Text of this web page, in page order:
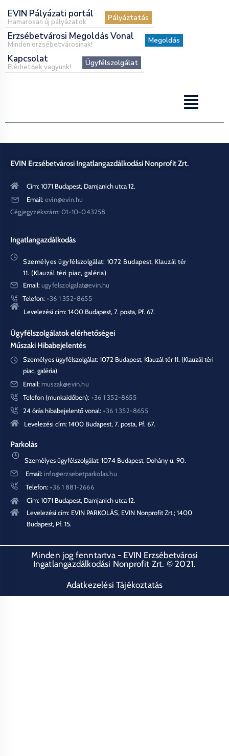
EVIN Pályázati portál
Hamarosan új pályázatok Pályáztatás
Erzsébetvárosi Megoldás Vonal
Minden erzsébetvárosinak! Megoldás
Kapcsolat
Elérhetőek vagyunk! Ügyfélszolgálat
EVIN Erzsébetvárosi Ingatlangazdálkodási Nonprofit Zrt.
Cím: 1071 Budapest, Damjanich utca 12.
Email: evin@evin.hu
Cégjegyzékszám: 01-10-043258
Ingatlangazdálkodás
Személyes ügyfélszolgálat: 1072 Budapest, Klauzál tér
11. (Klauzál téri piac, galéria)
Email: ugyfelszolgalat@evin.hu
Telefon: +36 1 352-8655
Levelezési cím: 1400 Budapest, 7. posta, Pf. 67.
Ügyfélszolgálatok elérhetőségei
Műszaki Hibabejelentés
Személyes ügyfélszolgálat: 1072 Budapest, Klauzál tér 11. (Klauzál téri
piac, galéria)
Email: muszak@evin.hu
Telefon (munkaidőben): +36 1 352-8655
24 órás hibabejelentő vonal: +36 1 352-8655
Levelezési cím: 1400 Budapest, 7. posta, Pf. 67.
Parkolás
Személyes ügyfélszolgálat: 1074 Budapest, Dohány u. 90.
Email: info@erzsebetparkolas.hu
Telefon: +36 1 881-2666
Cím: 1071 Budapest, Damjanich utca 12.
Levelezési cím: EVIN PARKOLÁS, EVIN Nonprofit Zrt.; 1400
Budapest, Pf. 15.
Minden jog fenntartva - EVIN Erzsébetvárosi
Ingatlangazdálkodási Nonprofit Zrt. © 2021.
Adatkezelési Tájékoztatás